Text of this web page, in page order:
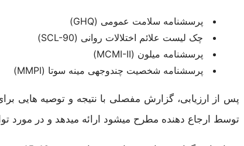
پرسشنامه سلامت عمومی (GHQ)
چک لیست علائم اختلالات روانی (SCL-90)
پرسشنامه میلون (MCMI-II)
پرسشنامه شخصیت چندوجهی مینه سوتا (MMPI)
پس از ارزیابی، گزارش مفصلی با نتیجه و توصیه هایی
توسط ارجاع دهنده مطرح میشود ارائه میدهد و در مورد